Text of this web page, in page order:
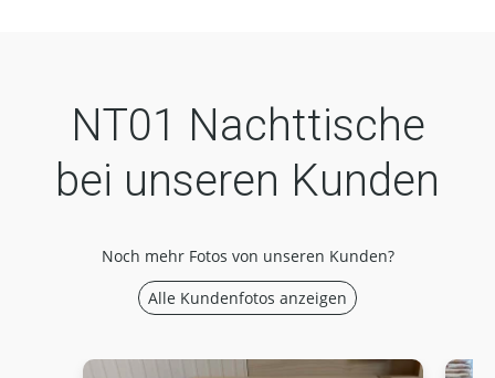
NT01 Nachttische
bei unseren Kunden
Noch mehr Fotos von unseren Kunden?
Alle Kundenfotos anzeigen